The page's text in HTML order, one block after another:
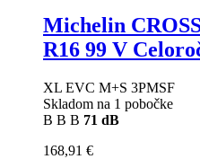
Michelin
R16 99 V
XL EVC M+S 3PMSF
Skladom na 1 pobočke
B B B 71 dB
168,91 €